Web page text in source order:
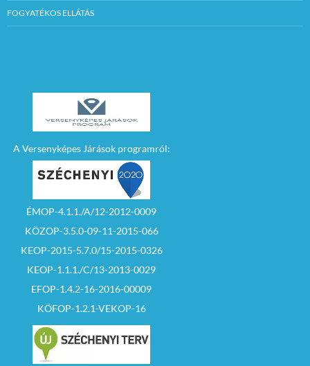
FOGYATÉKOS ELLÁTÁS
A Versenyképes Járások programról:
ÉMOP-4.1.1./A/12-2012-0009
KÖZOP-3.5.0-09-11-2015-066
KEOP-2015-5.7.0/15-2015-0326
KEOP-1.1.1./C/13-2013-0029
EFOP-1.4.2-16-2016-00009
KÖFOP-1.2.1-VEKOP-16